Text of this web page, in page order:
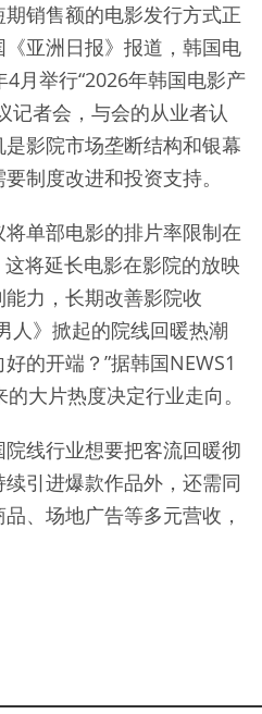
销售额的电影发行方式正
亚洲日报》报道，韩国电
月举行“2026年韩国电影产
记者会，与会的从业者认
影院市场垄断结构和银幕
制度改进和投资支持。
单部电影的排片率限制在
将延长电影在影院的放映
力，长期改善影院收
人》掀起的院线回暖热潮
的开端？”据韩国NEWS1
大片热度决定行业走向。
线行业想要把客流回暖彻
引进爆款作品外，还需同
、场地广告等多元营收，